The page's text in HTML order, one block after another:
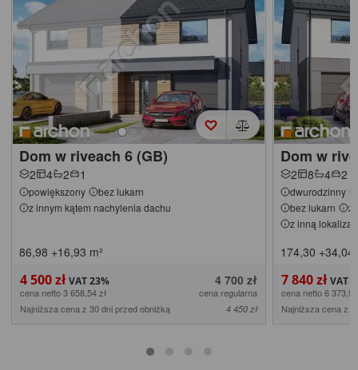
Dom w riveach 6 (GB)
2 4 2 1
powiększony
bez lukarn
z innym kątem nachylenia dachu
86,98 +16,93 m²
4 500 zł 4 700 zł
cena netto 3 658,54 zł
cena regularna
Najniższa cena z 30 dni przed obniżką
4 450 zł
Dom w
2 8 4 2
dwurodzinny
bez lukarn
z
z inną
174,30 +34,04
7 840 zł
cena netto 6
Najniższa cena z